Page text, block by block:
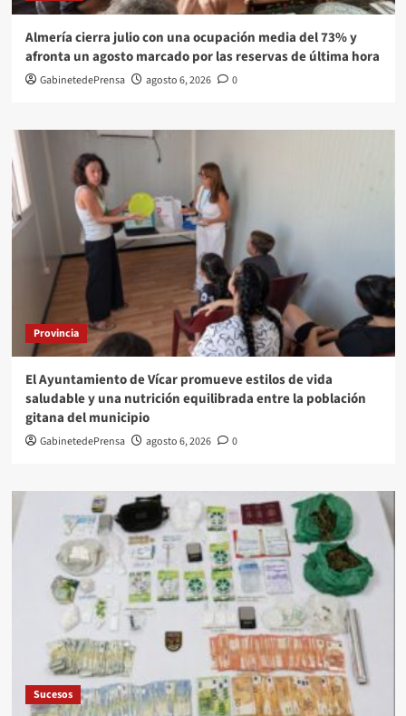
Almería cierra julio con una ocupación media del 73% y
afronta un agosto marcado por las reservas de última hora
GabinetedePrensa agosto 6, 2026 0
Provincia
El Ayuntamiento de Vícar promueve estilos de vida
saludable y una nutrición equilibrada entre la población
gitana del municipio
GabinetedePrensa agosto 6, 2026 0
Sucesos